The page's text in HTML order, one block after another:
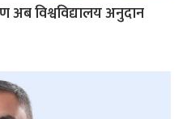
अब विश्वविद्यालय अनुदान